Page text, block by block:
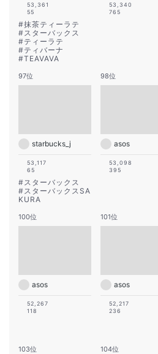
53,361
55
#抹茶ティーラテ
#スターバックス
#ティーラテ
#ティバーナ
#TEAVAVA
53,340
765
97位
starbucks_j
53,117
65
#スターバックス
#スターバックスSA
KURA
98位
asos
53,098
395
100位
asos
52,267
118
101位
asos
52,217
236
103位 104位